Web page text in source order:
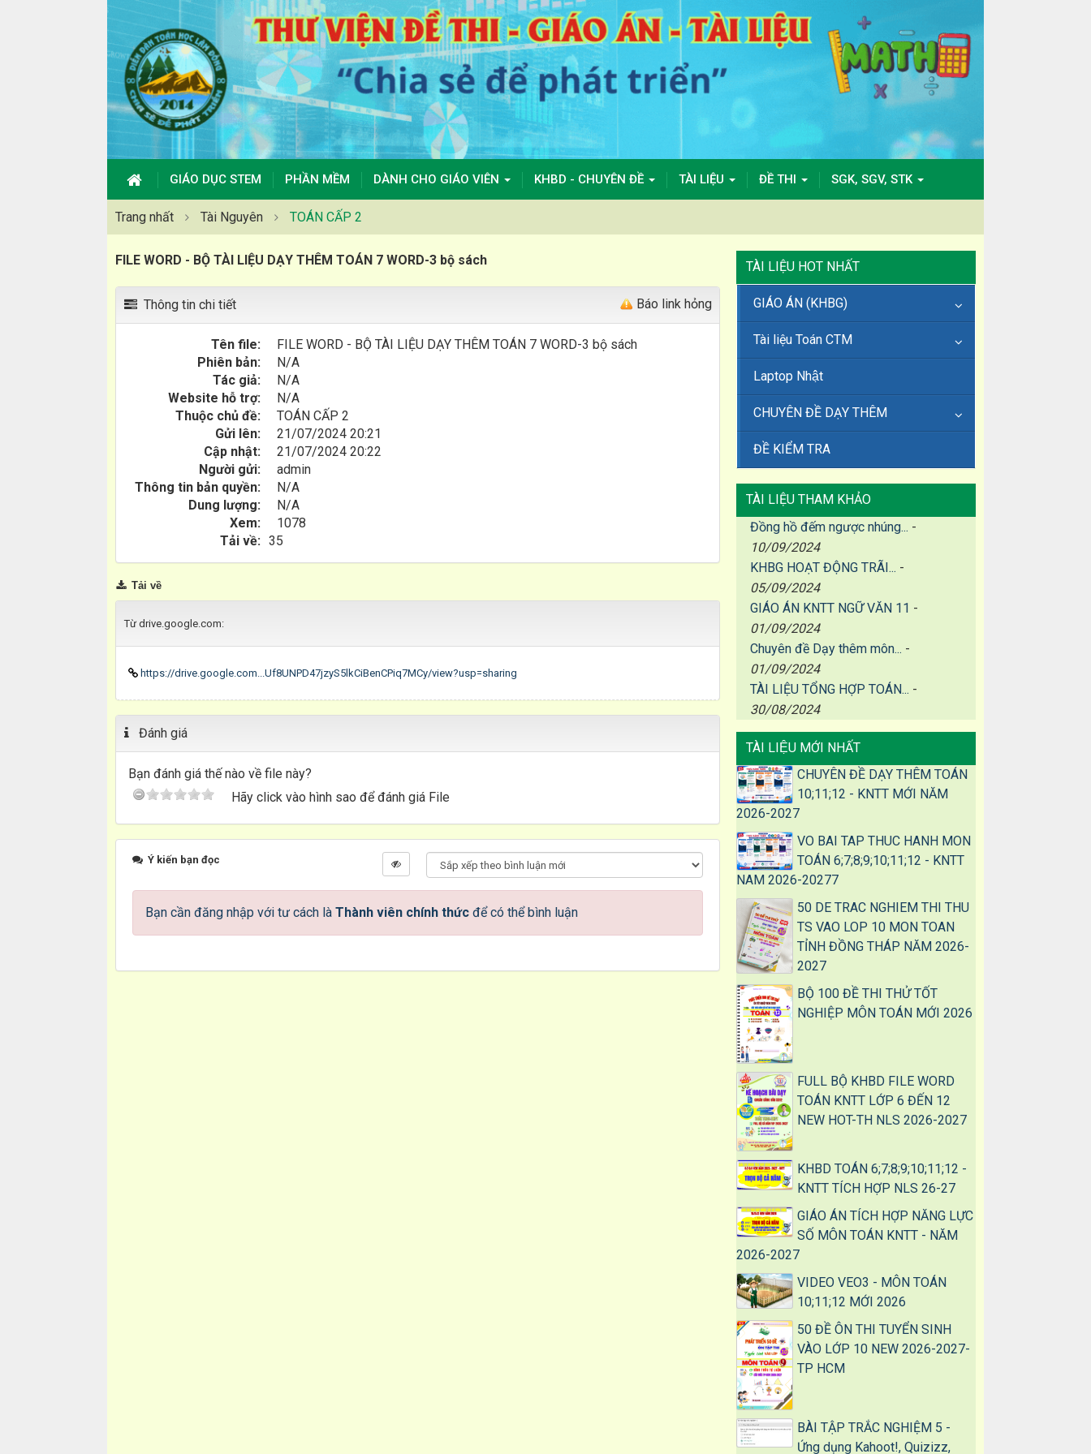
GIÁO DỤC STEM PHẦN MỀM DÀNH CHO GIÁO VIÊN KHBD - CHUYÊN ĐỀ TÀI LIỆU ĐỀ THI SGK, SGV, STK
Trang nhất Tài Nguyên TOÁN CẤP 2
FILE WORD - BỘ TÀI LIỆU DẠY THÊM TOÁN 7 WORD-3 bộ sách
Báo link hỏng
Thông tin chi tiết
Tên file:
FILE WORD - BỘ TÀI LIỆU DẠY THÊM TOÁN 7 WORD-3 bộ sách
Phiên bản:
N/A
Tác giả:
N/A
Website hỗ trợ:
N/A
Thuộc chủ đề:
TOÁN CẤP 2
Gửi lên:
21/07/2024 20:21
Cập nhật:
21/07/2024 20:22
Người gửi:
admin
Thông tin bản quyền:
N/A
Dung lượng:
N/A
Xem:
1078
Tải về: 35
Tải về
Từ drive.google.com:
https://drive.google.com...Uf8UNPD47jzyS5lkCiBenCPiq7MCy/view?usp=sharing
Đánh giá
Bạn đánh giá thế nào về file này?
Hãy click vào hình sao để đánh giá File
Ý kiến bạn đọc
Bạn cần đăng nhập với tư cách là Thành viên chính thức để có thể bình luận
TÀI LIỆU HOT NHẤT
GIÁO ÁN (KHBG)
Tài liệu Toán CTM
Laptop Nhật
CHUYÊN ĐỀ DẠY THÊM
ĐỀ KIỂM TRA
TÀI LIỆU THAM KHẢO
Đồng hồ đếm ngược nhúng... -
10/09/2024
KHBG HOẠT ĐỘNG TRÃI... -
05/09/2024
GIÁO ÁN KNTT NGỮ VĂN 11 -
01/09/2024
Chuyên đề Dạy thêm môn... -
01/09/2024
TÀI LIỆU TỔNG HỢP TOÁN... -
30/08/2024
TÀI LIỆU MỚI NHẤT
CHUYÊN ĐỀ DẠY THÊM TOÁN
10;11;12 - KNTT MỚI NĂM
2026-2027
VO BAI TAP THUC HANH MON
TOÁN 6;7;8;9;10;11;12 - KNTT
NAM 2026-20277
50 DE TRAC NGHIEM THI THU
TS VAO LOP 10 MON TOAN
TỈNH ĐỒNG THÁP NĂM 2026-
2027
BỘ 100 ĐỀ THI THỬ TỐT
NGHIỆP MÔN TOÁN MỚI 2026
FULL BỘ KHBD FILE WORD
TOÁN KNTT LỚP 6 ĐẾN 12
NEW HOT-TH NLS 2026-2027
KHBD TOÁN 6;7;8;9;10;11;12 -
KNTT TÍCH HỢP NLS 26-27
GIÁO ÁN TÍCH HỢP NĂNG LỰC
SỐ MÔN TOÁN KNTT - NĂM
2026-2027
VIDEO VEO3 - MÔN TOÁN
10;11;12 MỚI 2026
50 ĐỀ ÔN THI TUYỂN SINH
VÀO LỚP 10 NEW 2026-2027-
TP HCM
BÀI TẬP TRẮC NGHIỆM 5 -
Ứng dụng Kahoot!, Quizizz,